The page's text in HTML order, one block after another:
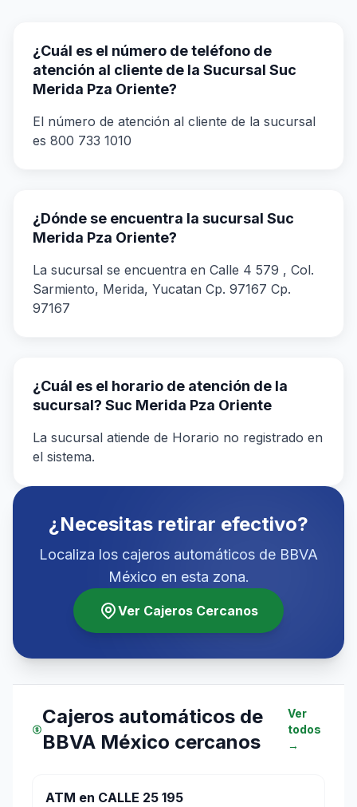
¿Cuál es el número de teléfono de
atención al cliente de la Sucursal Suc
Merida Pza Oriente?
El número de atención al cliente de la sucursal
es 800 733 1010
¿Dónde se encuentra la sucursal Suc
Merida Pza Oriente?
La sucursal se encuentra en Calle 4 579 , Col.
Sarmiento, Merida, Yucatan Cp. 97167 Cp.
97167
¿Cuál es el horario de atención de la
sucursal? Suc Merida Pza Oriente
La sucursal atiende de Horario no registrado en
el sistema.
¿Necesitas retirar efectivo?
Localiza los cajeros automáticos de BBVA
México en esta zona.
Ver Cajeros Cercanos
Cajeros automáticos de
BBVA México cercanos
Ver
todos
→
ATM en CALLE 25 195